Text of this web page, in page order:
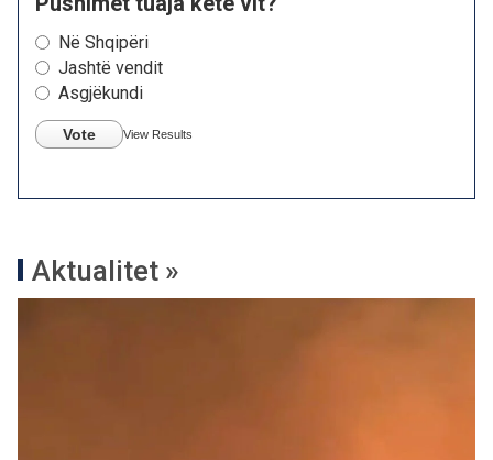
Në Shqipëri
Jashtë vendit
Asgjëkundi
Vote View Results
Aktualitet »